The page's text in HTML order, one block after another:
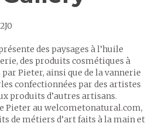
des paysages à l’huile
des produits cosmétiques à
Pieter, ainsi que de la vannerie
confectionnées par des artistes
produits d’autres artisans.
Pieter au welcometonatural.com,
de métiers d’art faits à la main et